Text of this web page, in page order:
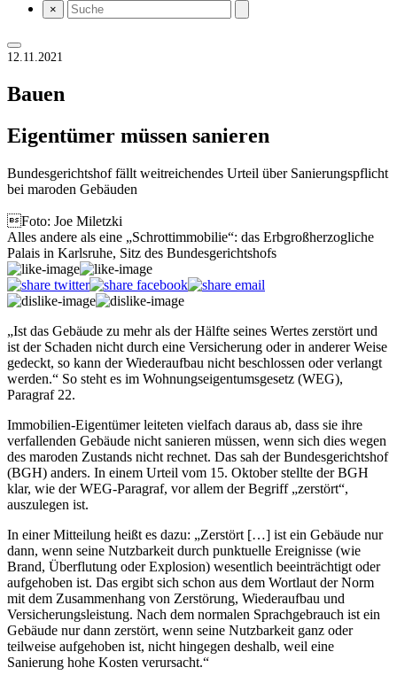
×
12.11.2021
Bauen
Eigentümer müssen sanieren
Bundesgerichtshof fällt weitreichendes Urteil über Sanierungspflicht
bei maroden Gebäuden
Foto: Joe Miletzki
Alles andere als eine „Schrottimmobilie“: das Erbgroßherzogliche
Palais in Karlsruhe, Sitz des Bundesgerichtshofs
„Ist das Gebäude zu mehr als der Hälfte seines Wertes zerstört und
ist der Schaden nicht durch eine Versicherung oder in anderer Weise
gedeckt, so kann der Wiederaufbau nicht beschlossen oder verlangt
werden.“ So steht es im Wohnungseigentumsgesetz (WEG),
Paragraf 22.
Immobilien-Eigentümer leiteten vielfach daraus ab, dass sie ihre
verfallenden Gebäude nicht sanieren müssen, wenn sich dies wegen
des maroden Zustands nicht rechnet. Das sah der Bundesgerichtshof
(BGH) anders. In einem Urteil vom 15. Oktober stellte der BGH
klar, wie der WEG-Paragraf, vor allem der Begriff „zerstört“,
auszulegen ist.
In einer Mitteilung heißt es dazu: „Zerstört […] ist ein Gebäude nur
dann, wenn seine Nutzbarkeit durch punktuelle Ereignisse (wie
Brand, Überflutung oder Explosion) wesentlich beeinträchtigt oder
aufgehoben ist. Das ergibt sich schon aus dem Wortlaut der Norm
mit dem Zusammenhang von Zerstörung, Wiederaufbau und
Versicherungsleistung. Nach dem normalen Sprachgebrauch ist ein
Gebäude nur dann zerstört, wenn seine Nutzbarkeit ganz oder
teilweise aufgehoben ist, nicht hingegen deshalb, weil eine
Sanierung hohe Kosten verursacht.“